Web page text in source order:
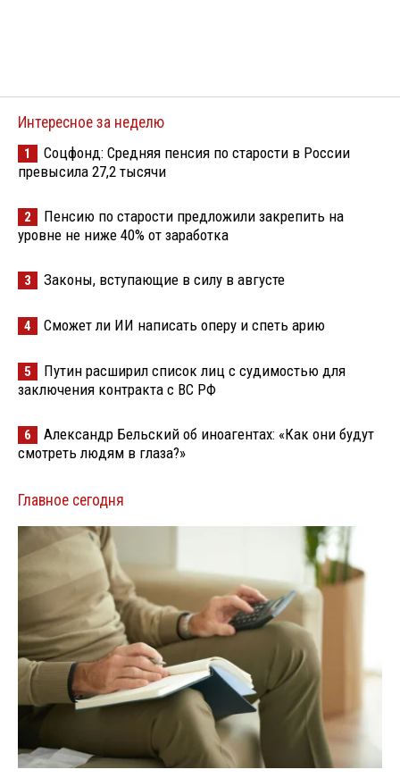
Интересное за неделю
1
Соцфонд: Средняя пенсия по старости в России
превысила 27,2 тысячи
2
Пенсию по старости предложили закрепить на
уровне не ниже 40% от заработка
3 Законы, вступающие в силу в августе
4 Сможет ли ИИ написать оперу и спеть арию
5
Путин расширил список лиц с судимостью для
заключения контракта с ВС РФ
6
Александр Бельский об иноагентах: «Как они будут
смотреть людям в глаза?»
Главное сегодня